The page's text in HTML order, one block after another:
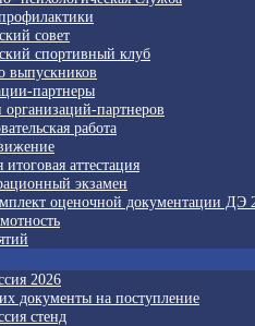
совет
спортивный клуб
выпускников
партнеры
организаций-партнеров
работа
итоговая аттестация
экзамен
оценочной документации ДЭ
2026
документы на поступление
стенд